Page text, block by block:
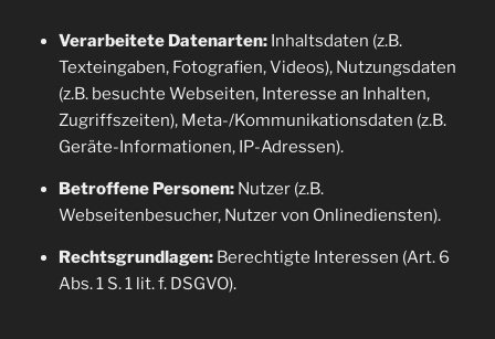
Verarbeitete Datenarten:Inhaltsdaten (z.B.
Texteingaben, Fotografien, Videos), Nutzungsdaten
(z.B. besuchte Webseiten, Interesse an Inhalten,
Zugriffszeiten), Meta-/Kommunikationsdaten (z.B.
Geräte-Informationen, IP-Adressen).
Betroffene Personen:Nutzer (z.B.
Webseitenbesucher, Nutzer von Onlinediensten).
Rechtsgrundlagen:Berechtigte Interessen (Art. 6
Abs. 1 S. 1 lit. f. DSGVO).